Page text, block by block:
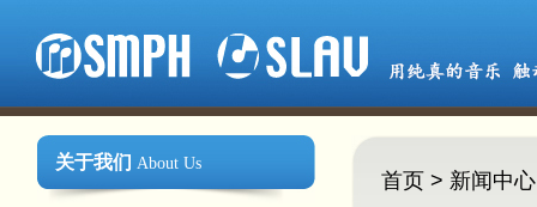
关于我们 About Us
首页 > 新闻中心